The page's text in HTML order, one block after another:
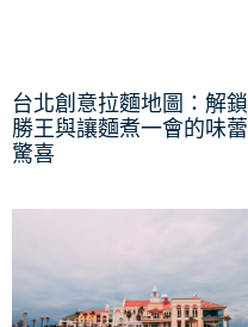
台北創意拉麵地圖：解鎖
勝王與讓麵煮一會的味蕾
驚喜